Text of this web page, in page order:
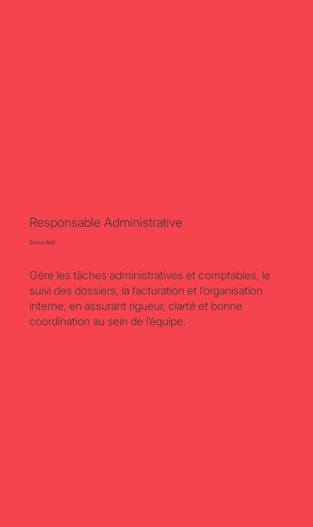
Responsable Administrative
Emna Aidi
Gère les tâches administratives et comptables, le
suivi des dossiers, la facturation et l’organisation
interne, en assurant rigueur, clarté et bonne
coordination au sein de l’équipe.